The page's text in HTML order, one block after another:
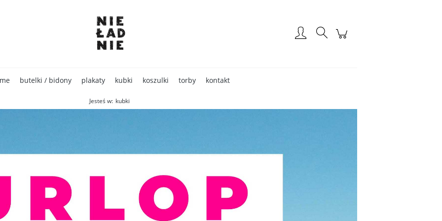
butelki / bidony plakaty kubki koszulki torby kontakt
Jesteś w: kubki